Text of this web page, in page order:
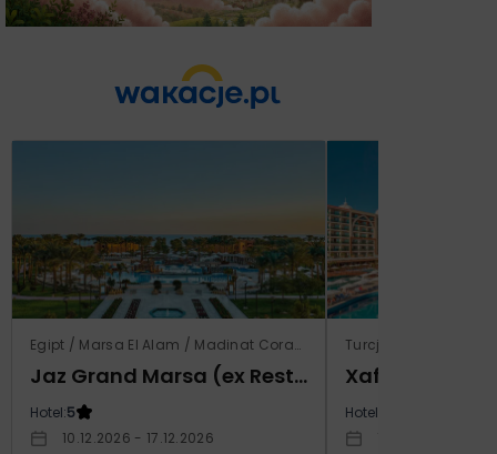
Egipt / Marsa El Alam / Madinat Coraya
Jaz Grand Marsa (ex Resta Grand Resort)
Hotel:5
10.12.2026 - 17.12.2026
Turcja / Riwiera
Xafira Deluxe
Hotel: